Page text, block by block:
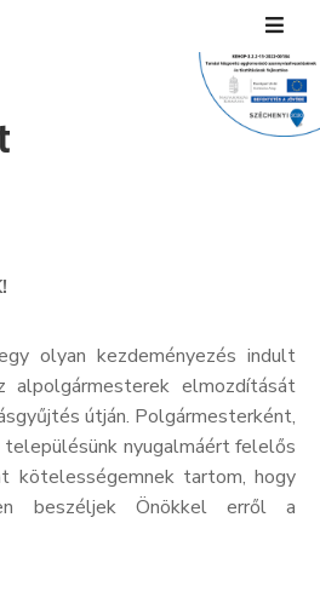
olyan kezdeményezés indult
alpolgármesterek elmozdítását
útján. Polgármesterként,
nyugalmáért felelős
kötelességemnek tartom, hogy
beszéljek Önökkel erről a